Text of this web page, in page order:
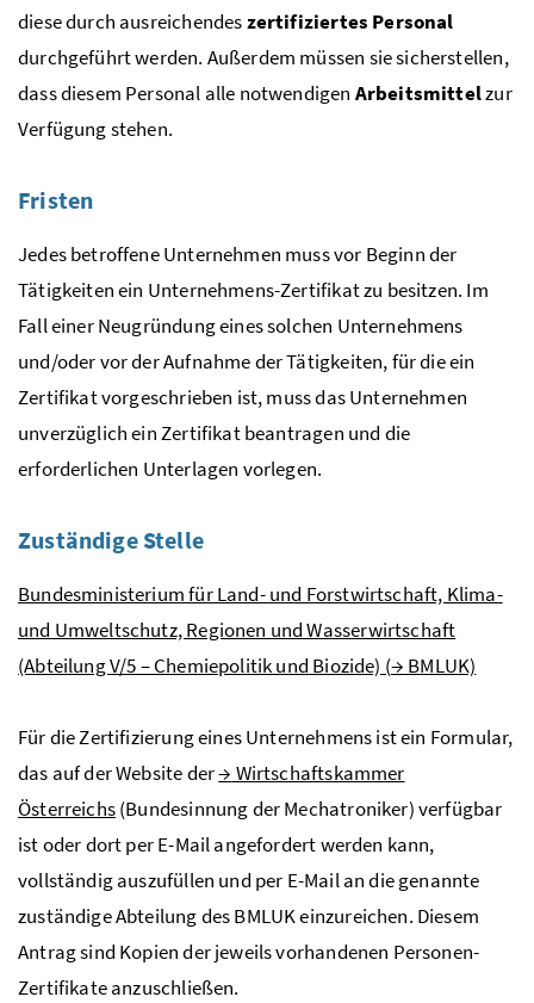
diese durch ausreichendeszertifiziertes Personal
durchgeführt werden. Außerdem müssen sie sicherstellen,
dass diesem Personal alle notwendigen Arbeitsmittelzur
Verfügung stehen.
Fristen
Jedes betroffene Unternehmen muss vor Beginn der
Tätigkeiten ein Unternehmens-Zertifikat zu besitzen. Im
Fall einer Neugründung eines solchen Unternehmens
und/oder vor der Aufnahme der Tätigkeiten, für die ein
Zertifikat vorgeschrieben ist, muss das Unternehmen
unverzüglich ein Zertifikat beantragen und die
erforderlichen Unterlagen vorlegen.
Zuständige Stelle
Bundesministerium für Land- und Forstwirtschaft, Klima-
und Umweltschutz, Regionen und Wasserwirtschaft
(AbteilungV/5 – Chemiepolitik und Biozide) (→ BMLUK)
Für die Zertifizierung eines Unternehmens ist ein Formular,
das auf der Website der→ Wirtschaftskammer
Österreichs(Bundesinnung der Mechatroniker) verfügbar
ist oder dort perE-Mailangefordert werden kann,
vollständig auszufüllen und per E-Mailan die genannte
zuständige Abteilung desBMLUKeinzureichen. Diesem
Antrag sind Kopien der jeweils vorhandenen Personen-
Zertifikate anzuschließen.